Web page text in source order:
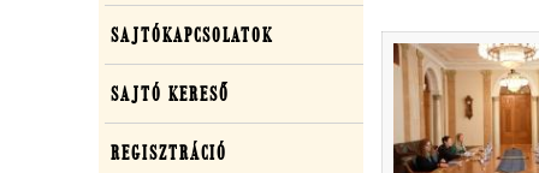
SAJTÓKAPCSOLATOK
SAJTÓ KERESŐ
REGISZTRÁCIÓ